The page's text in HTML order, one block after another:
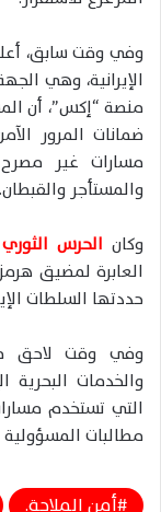
وفي وقت سابق،
الإيرانية، وهي
منصة “إكس”، أن
ضمانات المرور
مسارات غير
والمستأجر والقبطان.
وكان الحرس الثوري
العابرة لمضيق
حددتها السلطات
وفي وقت لاحق
والخدمات البحرية
التي تستخدم
مطالبات
أمن الملاحة.